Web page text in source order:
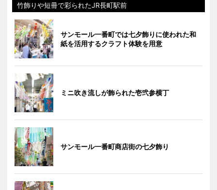
竹飾りや短冊で彩られたJR長町駅前
サンモール一番町では七夕飾りに使われた和
紙を活用するクラフト体験を用意
ミニ吹き流しが飾られた壱弐参横丁
サンモール一番町商店街の七夕飾り